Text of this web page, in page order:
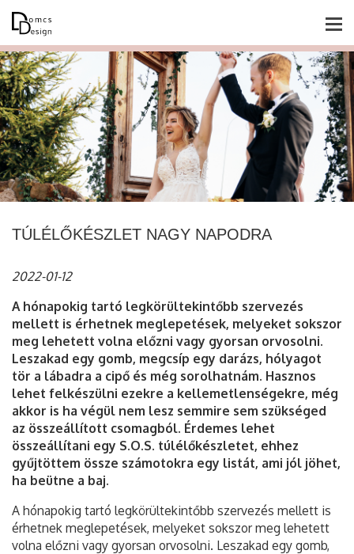
Főoldal
Rólam
Blog
Esküvő
Baby & gyermek
Grafikai tervezés
Fényképes ajándéktárgyak
Rendelés menete
Kapcsolat
TÚLÉLŐKÉSZLET NAGY NAPODRA
2022-01-12
A hónapokig tartó legkörültekintőbb szervezés
mellett is érhetnek meglepetések, melyeket sokszor
meg lehetett volna előzni vagy gyorsan orvosolni.
Leszakad egy gomb, megcsíp egy darázs, hólyagot
tör a lábadra a cipő és még sorolhatnám. Hasznos
lehet felkészülni ezekre a kellemetlenségekre, még
akkor is ha végül nem lesz semmire sem szükséged
az összeállított csomagból. Érdemes lehet
összeállítani egy S.O.S. túlélőkészletet, ehhez
gyűjtöttem össze számotokra egy listát, ami jól jöhet,
ha beütne a baj.
A hónapokig tartó legkörültekintőbb szervezés mellett is
érhetnek meglepetések, melyeket sokszor meg lehetett
volna előzni vagy gyorsan orvosolni. Leszakad egy gomb,